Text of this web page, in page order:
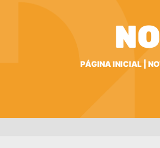
PÁGINA INICIAL